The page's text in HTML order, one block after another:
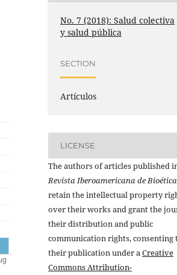
No. 7 (2018): Salud colectiva
y salud pública
SECTION
Artículos
LICENSE
The authors of articles published
Revista Iberoamericana de Bioética
retain the intellectual property
over their works and grant the
their distribution and public
communication rights, consenting
their publication under aCreative
Commons Attribution-